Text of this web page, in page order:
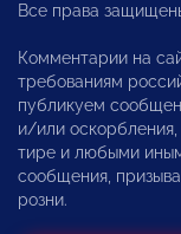
Все права
Комментарии на
требованиям
публикуем
и/или
тире и любыми
сообщения,
розни.